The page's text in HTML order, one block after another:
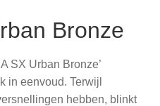
Bronze
SX Urban Bronze’
in eenvoud. Terwijl
hebben, blinkt